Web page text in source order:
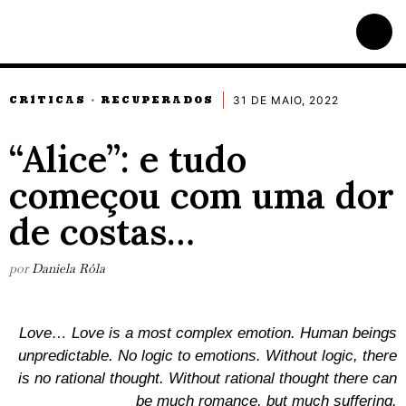
CRÍTICAS · RECUPERADOS 31 DE MAIO, 2022
“Alice”: e tudo
começou com uma dor
de costas…
porDaniela Rôla
Love… Love is a most complex emotion. Human beings
unpredictable. No logic to emotions. Without logic, there
is no rational thought. Without rational thought there can
be much romance, but much suffering.